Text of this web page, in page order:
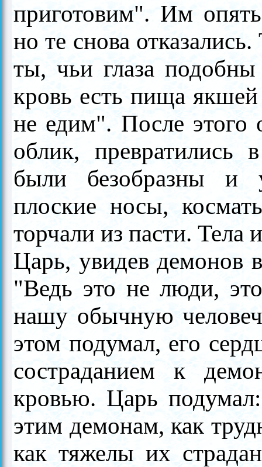
приготовим". Им
но те снова
ты, чьи глаза
кровь есть пища
не едим". После этого
облик,
были безобразны
плоские носы,
торчали из пасти. Тела
Царь, увидев демонов
"Ведь это не люди,
нашу обычную
этом подумал, его
состраданием к
кровью. Царь
этим демонам, как
как тяжелы их